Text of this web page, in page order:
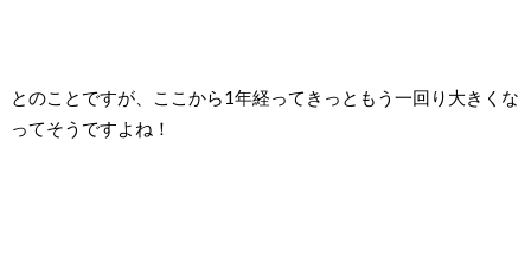
とのことですが、ここから1年経ってきっともう一回り大きくな
ってそうですよね！